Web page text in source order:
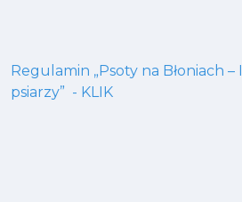
Regulamin „Psoty na Błoniach
psiarzy” - KLIK